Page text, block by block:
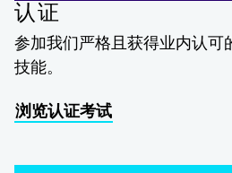
认证
参加我们严格且获得业内认可
技能。
浏览认证考试